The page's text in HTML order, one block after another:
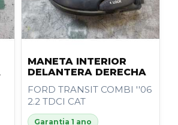
MANETA INTERIOR
DELANTERA DERECHA
FORD TRANSIT COMBI ''06
2.2 TDCI CAT
Garantia 1 ano